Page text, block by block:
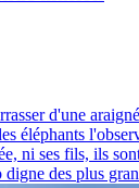
d'une
éléphants
ni ses fils, ils
digne des plus